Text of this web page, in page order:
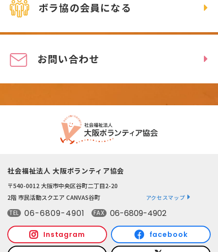
ボラ協の会員になる
お問い合わせ
社会福祉法人 大阪ボランティア協会
〒540-0012 大阪市中央区谷町二丁目2-20
2階 市民活動スクエア CANVAS谷町
アクセスマップ
TEL 06-6809-4901 FAX 06-6809-4902
Instagram facebook